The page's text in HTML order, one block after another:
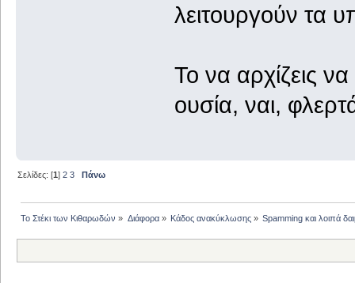
λειτουργούν τα
Το να αρχίζεις
ουσία, ναι,
Σελίδες: [1]2 3 Πάνω
Το Στέκι των Κιθαρωδών » Διάφορα» Κάδος ανακύκλωσης» Spamming και λοιπά